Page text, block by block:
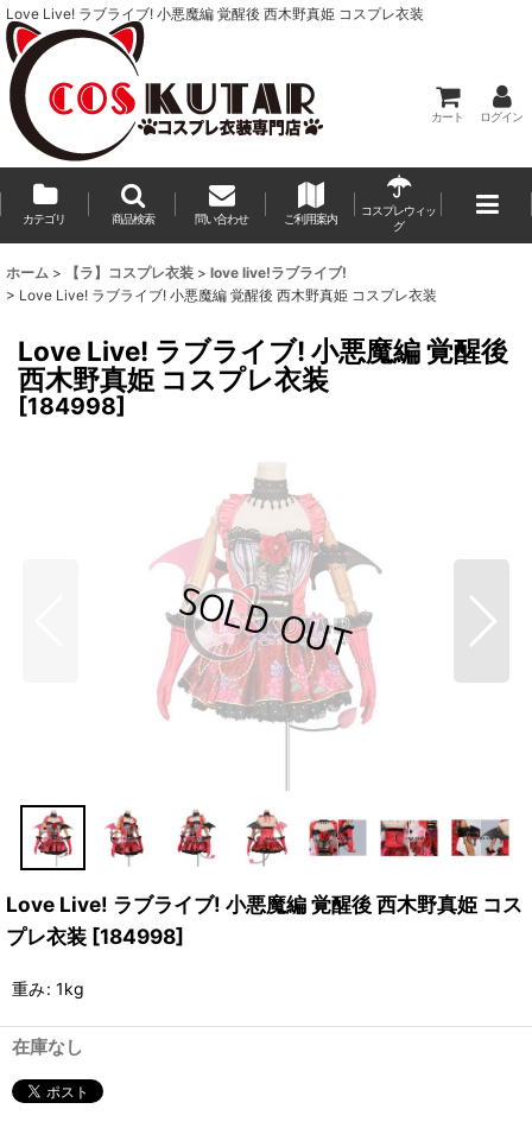
Love Live! ラブライブ! 小悪魔編 覚醒後 西木野真姫 コスプレ衣装
カート ログイン
カテゴリ 商品検索 問い合わせ ご利用案内
コスプレウィッ
グ
ホーム > 【ラ】コスプレ衣装 > love live!ラブライブ!
> Love Live! ラブライブ! 小悪魔編 覚醒後 西木野真姫 コスプレ衣装
Love Live! ラブライブ! 小悪魔編 覚醒後
西木野真姫 コスプレ衣装
[184998]
Love Live! ラブライブ! 小悪魔編 覚醒後 西木野真姫 コス
プレ衣装 [184998]
重み: 1kg
在庫なし